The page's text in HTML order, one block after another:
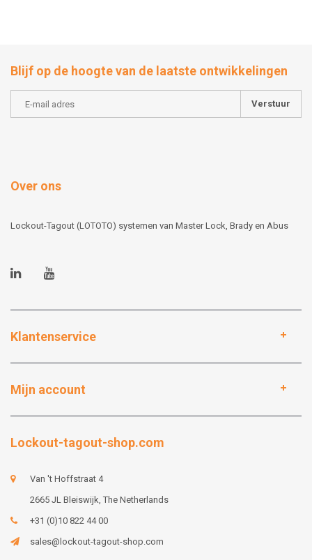
Blijf op de hoogte van de laatste ontwikkelingen
Verstuur
Over ons
Lockout-Tagout (LOTOTO) systemen van Master Lock, Brady en Abus
Klantenservice
Mijn account
Lockout-tagout-shop.com
Van 't Hoffstraat 4
2665 JL Bleiswijk, The Netherlands
+31 (0)10 822 44 00
sales@lockout-tagout-shop.com